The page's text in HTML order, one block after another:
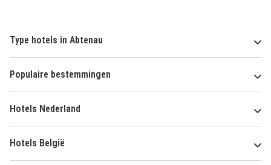
Type hotels in Abtenau
Populaire bestemmingen
Hotels Nederland
Hotels België